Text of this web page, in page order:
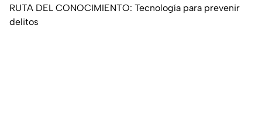
RUTA DEL CONOCIMIENTO: Tecnología para prevenir
delitos